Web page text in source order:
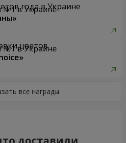
года в Украине
цветов